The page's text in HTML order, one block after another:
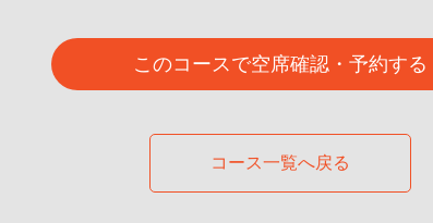
このコースで空席確認・予約する
コース一覧へ戻る